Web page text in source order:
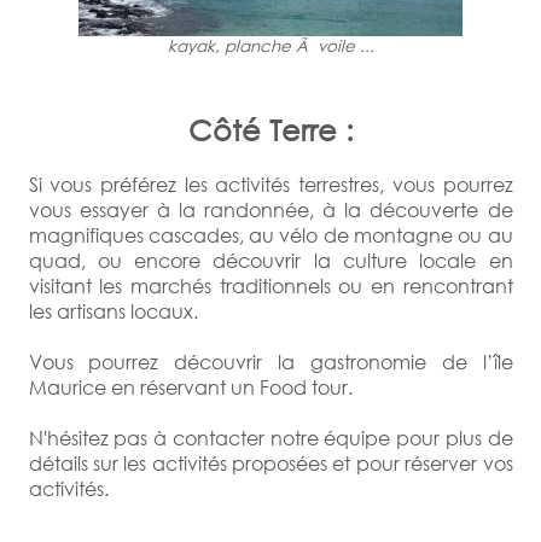
kayak, planche Ã voile ...
Côté Terre :
Si vous préférez les activités terrestres, vous pourrez
vous essayer à la randonnée, à la découverte de
magnifiques cascades, au vélo de montagne ou au
quad, ou encore découvrir la culture locale en
visitant les marchés traditionnels ou en rencontrant
les artisans locaux.
Vous pourrez découvrir la gastronomie de l’île
Maurice en réservant un Food tour.
N'hésitez pas à contacter notre équipe pour plus de
détails sur les activités proposées et pour réserver vos
activités.